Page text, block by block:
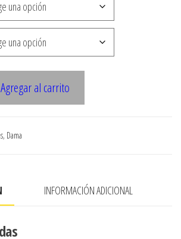
Agregar al carrito
, Dama
INFORMACIÓN ADICIONAL